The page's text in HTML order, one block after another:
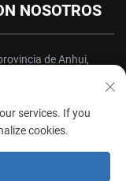
NOSOTROS
de Anhui,
services. If you
cookies.